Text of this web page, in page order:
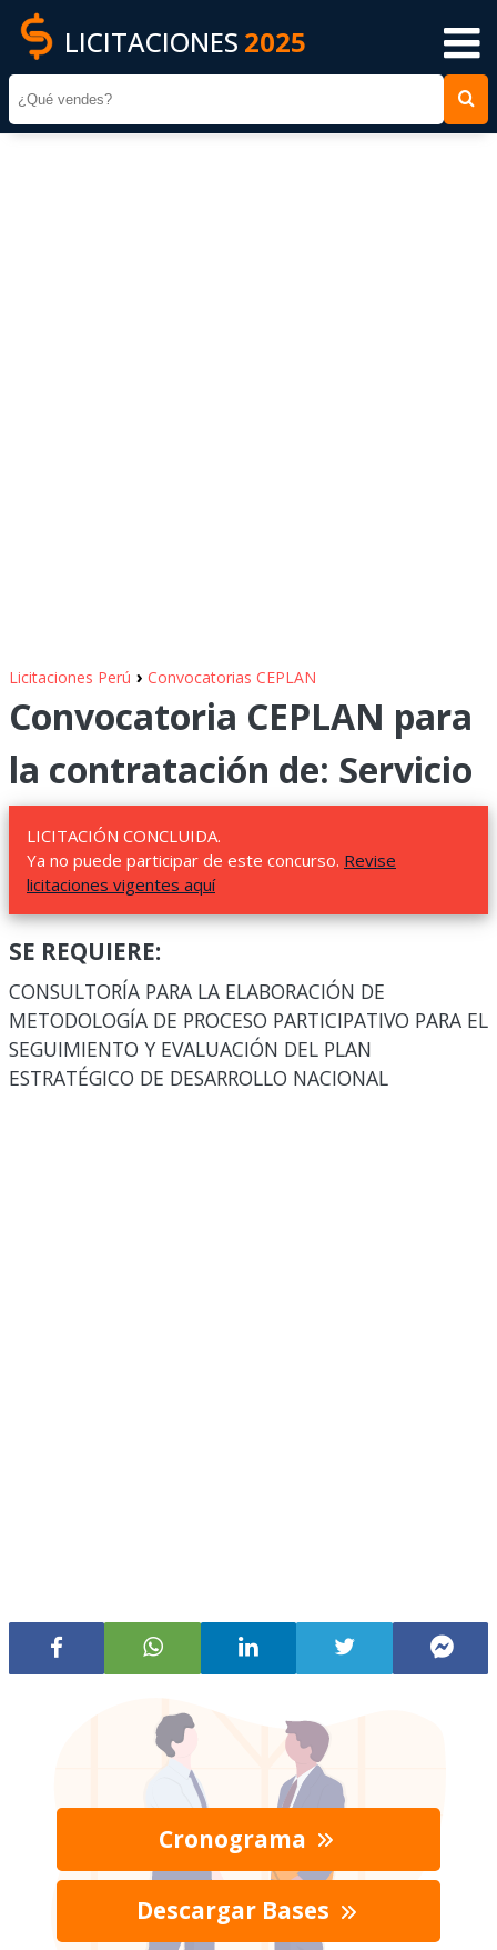
LICITACIONES 2025
Licitaciones Perú › Convocatorias CEPLAN
Convocatoria CEPLAN para
la contratación de: Servicio
LICITACIÓN CONCLUIDA.
Ya no puede participar de este concurso. Revise
licitaciones vigentes aquí
SE REQUIERE:
CONSULTORÍA PARA LA ELABORACIÓN DE
METODOLOGÍA DE PROCESO PARTICIPATIVO PARA EL
SEGUIMIENTO Y EVALUACIÓN DEL PLAN
ESTRATÉGICO DE DESARROLLO NACIONAL
Cronograma
Descargar Bases